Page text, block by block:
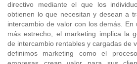
directivo mediante el que los
obtienen lo que necesitan y desean a
intercambio de valor con los demás.
más estrecho, el marketing implica la
de intercambio rentables y cargadas de
definimos marketing como el